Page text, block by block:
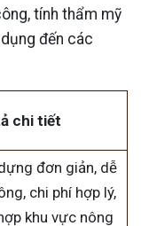
tính thẩm mỹ
đến các
chi tiết
đơn giản, dễ
chi phí hợp lý,
khu vực nông